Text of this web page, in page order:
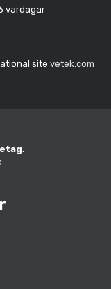
vardagar
site vetek.com